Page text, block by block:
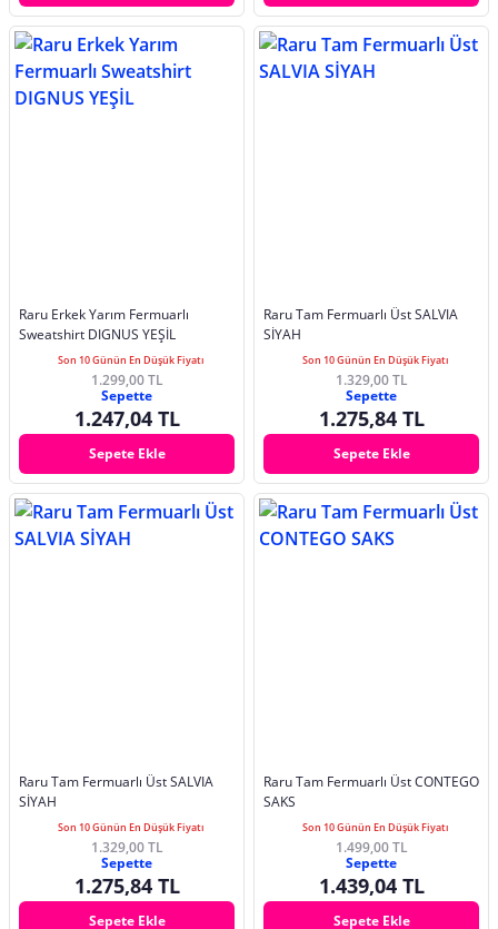
Raru Erkek Yarım Fermuarlı
Sweatshirt DIGNUS YEŞİL
Son 10 Günün En Düşük Fiyatı
1.299,00 TL
Sepette
1.247,04 TL
Sepete Ekle
Raru Tam Fermuarlı Üst SALVIA
SİYAH
Son 10 Günün En Düşük Fiyatı
1.329,00 TL
Sepette
1.275,84 TL
Sepete Ekle
Raru Tam Fermuarlı Üst SALVIA
SİYAH
Son 10 Günün En Düşük Fiyatı
1.329,00 TL
Sepette
1.275,84 TL
Sepete Ekle
Raru Tam Fermuarlı Üst CONTEGO
SAKS
Son 10 Günün En Düşük Fiyatı
1.499,00 TL
Sepette
1.439,04 TL
Sepete Ekle